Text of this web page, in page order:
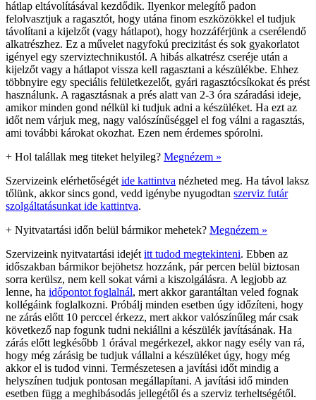
hátlap eltávolításával kezdődik. Ilyenkor melegítő padon
felolvasztjuk a ragasztót, hogy utána finom eszközökkel el tudjuk
távolítani a kijelzőt (vagy hátlapot), hogy hozzáférjünk a cserélendő
alkatrészhez. Ez a művelet nagyfokú precizitást és sok gyakorlatot
igényel egy szerviztechnikustól. A hibás alkatrész cseréje után a
kijelzőt vagy a hátlapot vissza kell ragasztani a készülékbe. Ehhez
többnyire egy speciális felületkezelőt, gyári ragasztócsíkokat és prést
használunk. A ragasztásnak a prés alatt van 2-3 óra száradási ideje,
amikor minden gond nélkül ki tudjuk adni a készüléket. Ha ezt az
időt nem várjuk meg, nagy valószínűséggel el fog válni a ragasztás,
ami további károkat okozhat. Ezen nem érdemes spórolni.
+ Hol talállak meg titeket helyileg? Megnézem »
Szervizeink elérhetőségét ide kattintva nézheted meg. Ha távol laksz
tőlünk, akkor sincs gond, vedd igénybe nyugodtan szerviz futár
szolgáltatásunkat ide kattintva.
+ Nyitvatartási időn belül bármikor mehetek? Megnézem »
Szervizeink nyitvatartási idejét itt tudod megtekinteni. Ebben az
időszakban bármikor bejöhetsz hozzánk, pár percen belül biztosan
sorra kerülsz, nem kell sokat várni a kiszolgálásra. A legjobb az
lenne, ha időpontot foglalnál, mert akkor garantáltan veled fognak
kollégáink foglalkozni. Próbálj minden esetben úgy időzíteni, hogy
ne zárás előtt 10 perccel érkezz, mert akkor valószínűleg már csak
következő nap fogunk tudni nekiállni a készülék javításának. Ha
zárás előtt legkésőbb 1 órával megérkezel, akkor nagy esély van rá,
hogy még zárásig be tudjuk vállalni a készüléket úgy, hogy még
akkor el is tudod vinni. Természetesen a javítási időt mindig a
helyszínen tudjuk pontosan megállapítani. A javítási idő minden
esetben függ a meghibásodás jellegétől és a szerviz terheltségétől.